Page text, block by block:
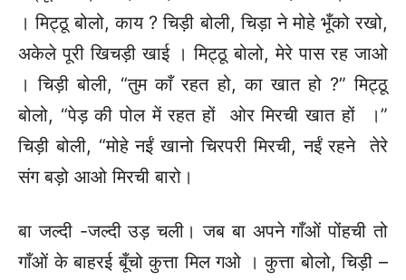
। मिट्ठू बोलो, काय ? चिड़ी बोली, चिड़ा ने मोहे भूँको रखो,
अकेले पूरी खिचड़ी खाई । मिट्ठू बोलो, मेरे पास रह जाओ
। चिड़ी बोली, “तुम काँ रहत हो, का खात हो ?” मिट्ठू
बोलो, “पेड़ की पोल में रहत हों ओर मिरची खात हों ।”
चिड़ी बोली, “मोहे नईं खानो चिरपरी मिरची, नईं रहने तेरे
संग बड़ो आओ मिरची बारो।
बा जल्दी -जल्दी उड़ चली। जब बा अपने गाँओं पोंहची तो
गाँओं के बाहरई बूँचो कुत्ता मिल गओ । कुत्ता बोलो, चिड़ी –